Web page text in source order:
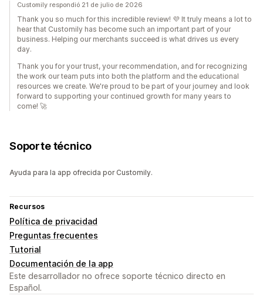
Customily respondió 21 de julio de 2026
Thank you so much for this incredible review! 💜 It truly means a lot to
hear that Customily has become such an important part of your
business. Helping our merchants succeed is what drives us every
day.
Thank you for your trust, your recommendation, and for recognizing
the work our team puts into both the platform and the educational
resources we create. We're proud to be part of your journey and look
forward to supporting your continued growth for many years to
come! 🚀
Soporte técnico
Ayuda para la app ofrecida por Customily.
Recursos
Política de privacidad
Preguntas frecuentes
Tutorial
Documentación de la app
Este desarrollador no ofrece soporte técnico directo en
Español.